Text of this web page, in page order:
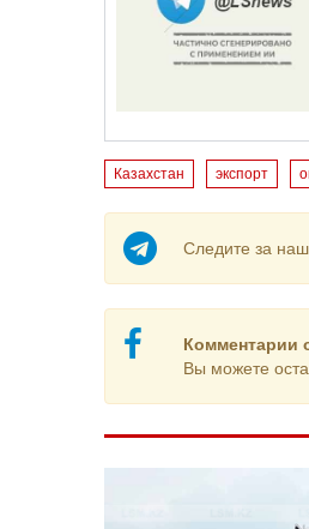
Казахстан экспорт
Следите за
Комментарии
Вы можете